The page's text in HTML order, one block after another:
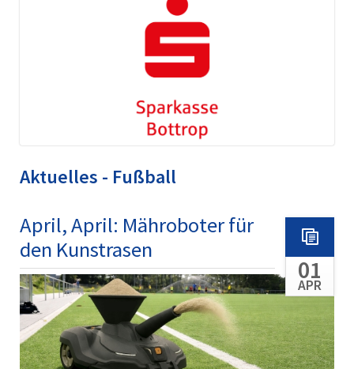
Aktuelles - Fußball
April, April: Mähroboter für
den Kunstrasen
01
APR